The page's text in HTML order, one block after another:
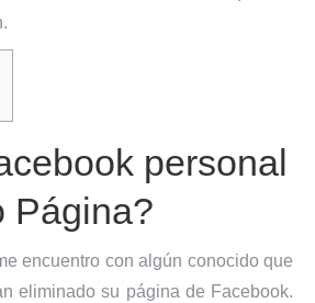
personal
Página?
encuentro con algún conocido que
eliminado su página de Facebook.